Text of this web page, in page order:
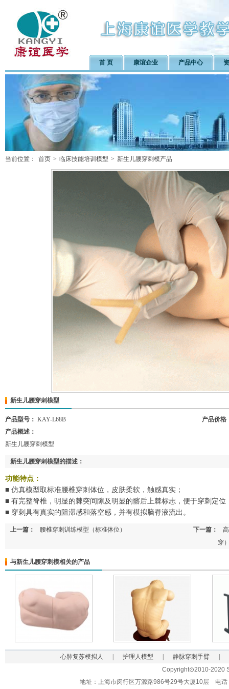
首 页 康谊企业 产品中心
当前位置： 首页 > 临床技能培训模型 > 新生儿腰穿刺模产品
新生儿腰穿刺模型
产品型号： KAY-L68B
产品价格
产品概述：
新生儿腰穿刺模型
新生儿腰穿刺模型的描述：
功能特点：
■ 仿真模型取标准腰椎穿刺体位，皮肤柔软，触感真实；
■ 有完整脊椎，明显的棘突间隙及明显的髂后上棘标志，便于穿刺定位
■ 穿刺具有真实的阻滞感和落空感，并有模拟脑脊液流出。
上一篇： 腰椎穿刺训练模型（标准体位） 下一篇：
穿
与新生儿腰穿刺模相关的产品
心肺复苏模拟人 护理人模型 静脉穿刺手臂
Copyright⊙2010-2020
地址：上海市闵行区万源路986号29号大厦10层 电